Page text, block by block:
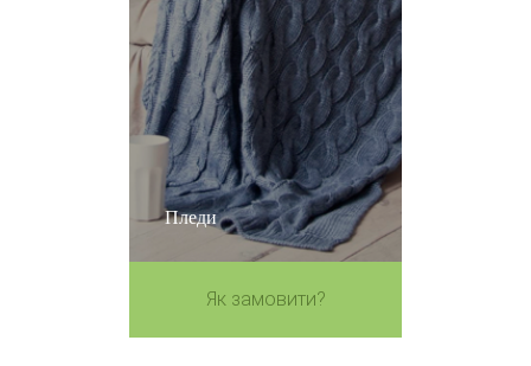
Пледи
Як замовити?